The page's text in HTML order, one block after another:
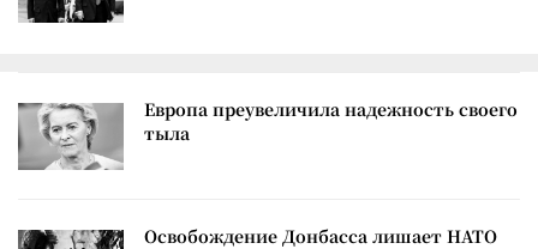
Европа преувеличила надежность своего
тыла
Освобождение Донбасса лишает НАТО